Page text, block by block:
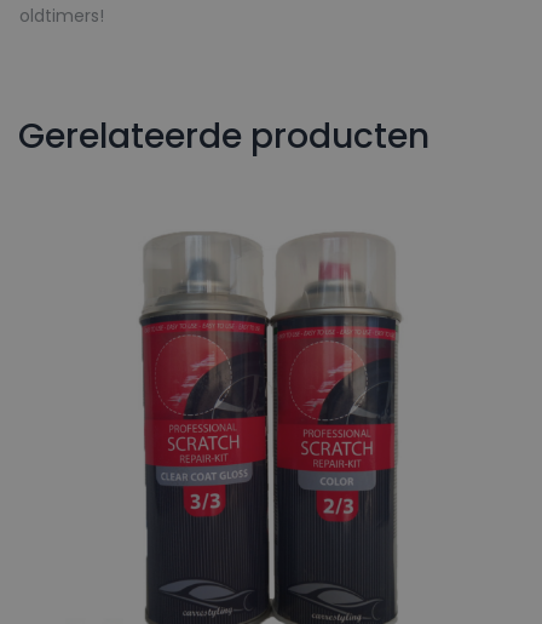
oldtimers!
Gerelateerde producten